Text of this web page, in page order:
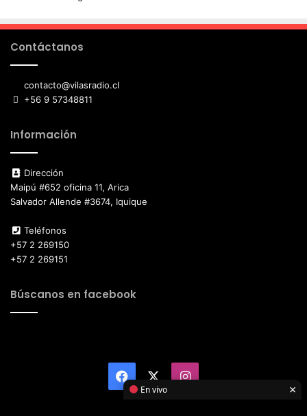
Contáctanos
contacto@vilasradio.cl
+56 9 57348811
Información
Dirección
Maipú #652 oficina 11, Arica
Salvador Allende #3674, Iquique
Teléfonos
+57 2 269150
+57 2 269151
Búscanos en facebook
Facebook Instagram
En vivo ×